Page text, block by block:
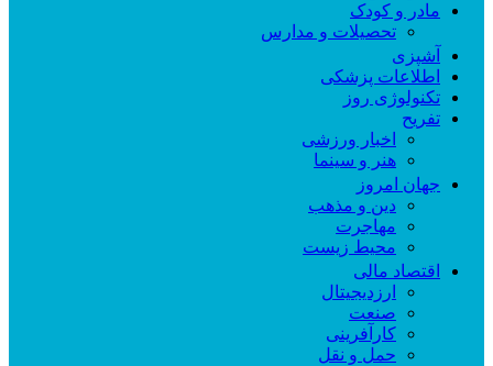
مادر و کودک
تحصیلات و مدارس
آشپزی
اطلاعات پزشکی
تکنولوژی روز
تفریح
اخبار ورزشی
هنر و سینما
جهان امروز
دین و مذهب
مهاجرت
محیط زیست
اقتصاد مالی
ارزدیجیتال
صنعت
کارآفرینی
حمل و نقل